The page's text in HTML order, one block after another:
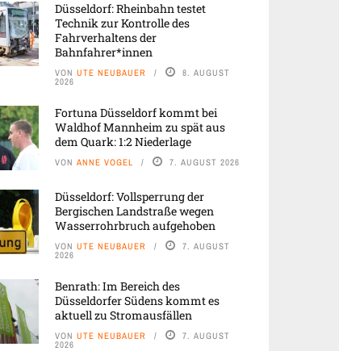
Düsseldorf: Rheinbahn testet
Technik zur Kontrolle des
Fahrverhaltens der
Bahnfahrer*innen
VON UTE NEUBAUER 8. AUGUST
2026
Fortuna Düsseldorf kommt bei
Waldhof Mannheim zu spät aus
dem Quark: 1:2 Niederlage
VON ANNE VOGEL 7. AUGUST 2026
Düsseldorf: Vollsperrung der
Bergischen Landstraße wegen
Wasserrohrbruch aufgehoben
VON UTE NEUBAUER 7. AUGUST
2026
Benrath: Im Bereich des
Düsseldorfer Südens kommt es
aktuell zu Stromausfällen
VON UTE NEUBAUER 7. AUGUST
2026